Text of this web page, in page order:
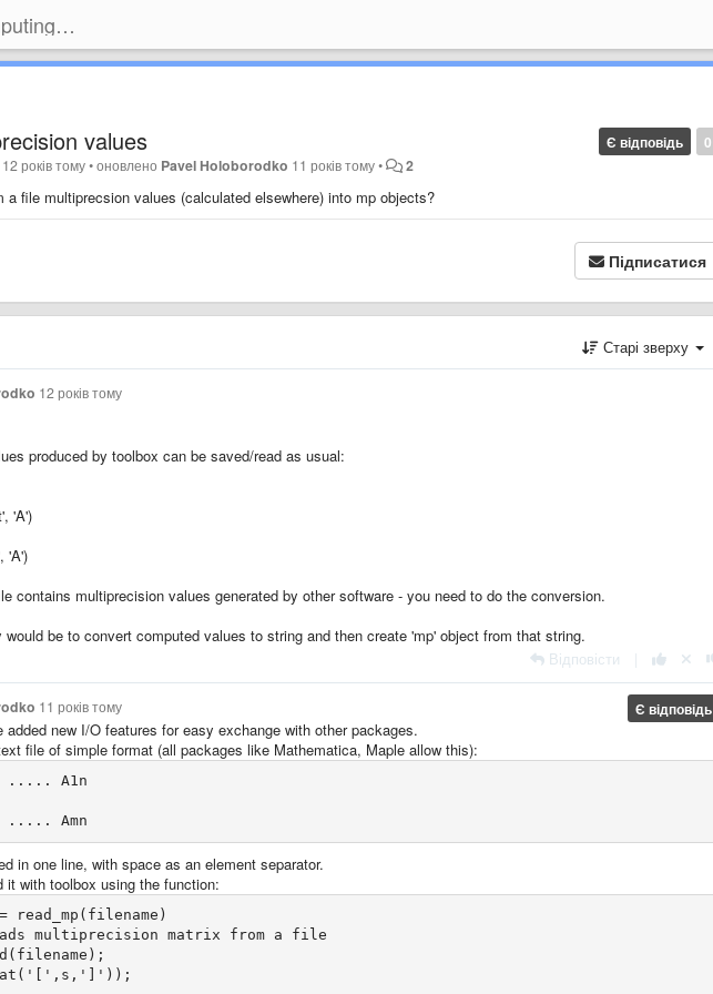
Multiprecision Computing Toolbox for MATLAB
0
Є відповідь
values
12 років тому•оновлено Pavel Holoborodko 11 років тому• 2
a file multiprecsion values (calculated elsewhere) into mp objects?
Підписатися
Старі зверху
12 років тому
produced by toolbox can be saved/read as usual:
'A')
'A')
contains multiprecision values generated by other software - you need to do the conversion.
be to convert computed values to string and then create 'mp' object from that string.
Відповісти
Є відповідь
11 років тому
added new I/O features for easy exchange with other packages.
file of simple format (all packages like Mathematica, Maple allow this):
..... A1n
in one line, with space as an element separator.
it with toolbox using the function:
read_mp(filename)
Reads multiprecision matrix from a file